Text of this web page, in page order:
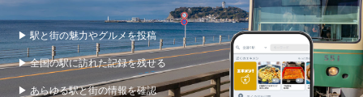
▶ 駅と街の魅力やグルメを投稿
▶ 全国の駅に訪れた記録を残せる
▶ あらゆる駅と街の情報を確認